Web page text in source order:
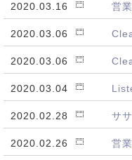
2020.03.16 営
2020.03.06
2020.03.06
2020.03.04
2020.02.28 サ
2020.02.26 営